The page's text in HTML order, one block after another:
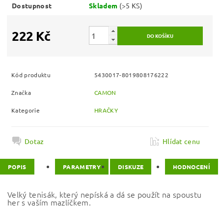
Dostupnost Skladem (>5 KS)
222 Kč
Kód produktu 5430017-8019808176222
Značka CAMON
Kategorie HRAČKY
Dotaz Hlídat cenu
POPIS PARAMETRY DISKUZE HODNOCENÍ
Velký tenisák, který nepíská a dá se použít na spoustu
her s vaším mazlíčkem.